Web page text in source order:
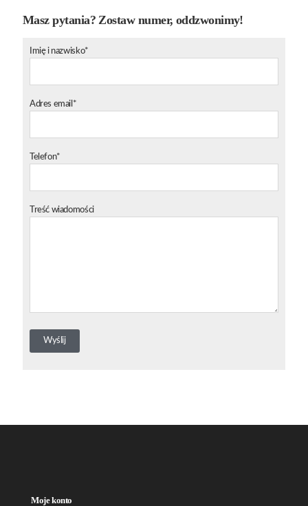
Masz pytania? Zostaw numer, oddzwonimy!
Imię i nazwisko*
Adres email*
Telefon*
Treść wiadomości
Moje konto